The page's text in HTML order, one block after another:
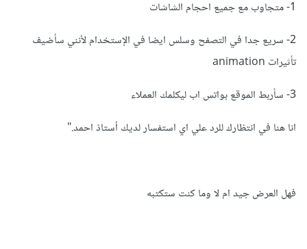
1- متجاوب مع جميع احجام الشاشات
2- سريع جدا في التصفح وسلس ايضا في الإستخدام لأنني سأضيف
تأثيرات animation
3- سأربط الموقع بواتس اب ليكلمك العملاء
انا هنا في انتظارك للرد علي اي استفسار لديك أستاذ احمد."
فهل العرض جيد ام لا وما كنت ستكتبه